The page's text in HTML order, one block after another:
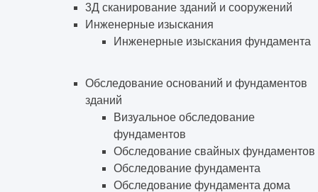
3Д сканирование зданий и сооружений
Инженерные изыскания
Инженерные изыскания фундамента
Обследование оснований и фундаментов
зданий
Визуальное обследование
фундаментов
Обследование свайных фундаментов
Обследование фундамента
Обследование фундамента дома